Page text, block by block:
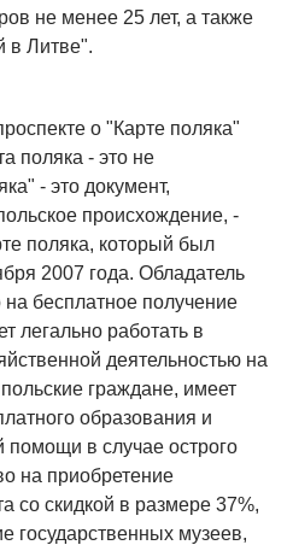
не менее 25 лет, а также
в Литве".
о "Карте поляка"
поляка - это не
- это документ,
происхождение, -
поляка, который был
2007 года. Обладатель
бесплатное получение
легально работать в
деятельностью на
граждане, имеет
образования и
помощи в случае острого
на приобретение
со скидкой в размере 37%,
государственных музеев,